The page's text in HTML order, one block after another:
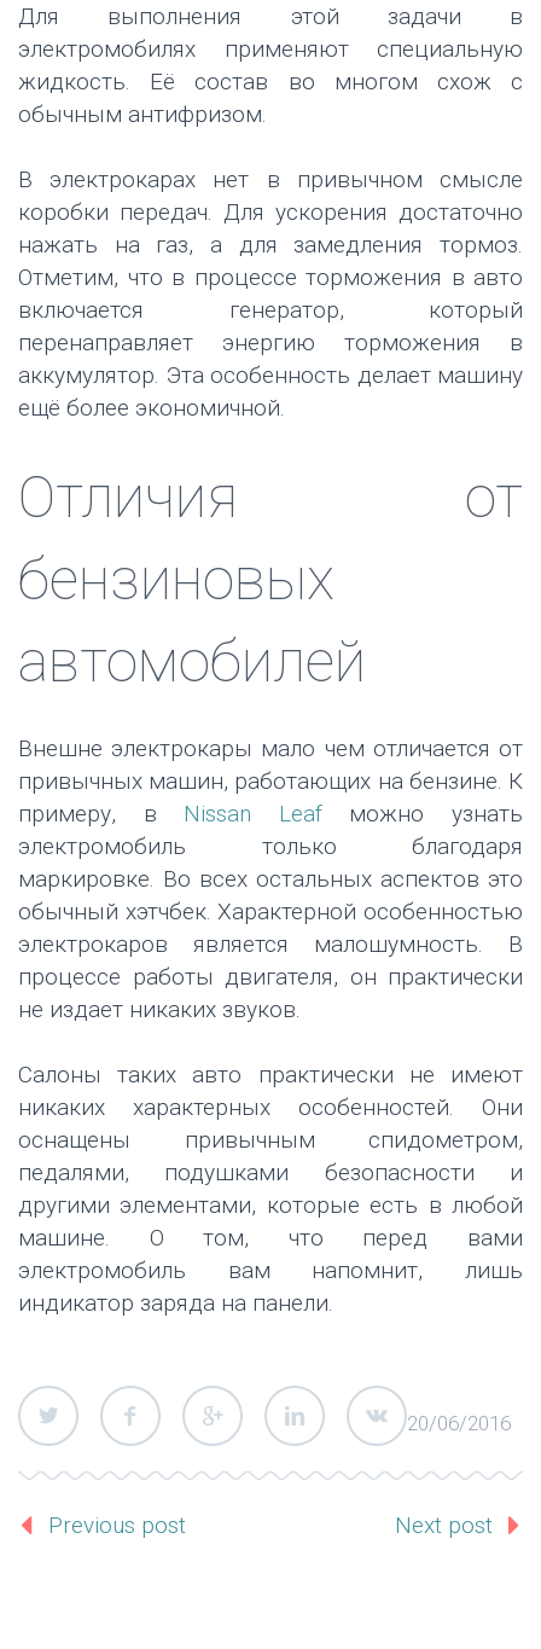
Для выполнения этой задачи в
электромобилях применяют специальную
жидкость. Её состав во многом схож с
обычным антифризом.
В электрокарах нет в привычном смысле
коробки передач. Для ускорения достаточно
нажать на газ, а для замедления тормоз.
Отметим, что в процессе торможения в авто
включается генератор, который
перенаправляет энергию торможения в
аккумулятор. Эта особенность делает машину
ещё более экономичной.
Отличия от
бензиновых
автомобилей
Внешне электрокары мало чем отличается от
привычных машин, работающих на бензине. К
примеру, в Nissan Leafможно узнать
электромобиль только благодаря
маркировке. Во всех остальных аспектов это
обычный хэтчбек. Характерной особенностью
электрокаров является малошумность. В
процессе работы двигателя, он практически
не издает никаких звуков.
Салоны таких авто практически не имеют
никаких характерных особенностей. Они
оснащены привычным спидометром,
педалями, подушками безопасности и
другими элементами, которые есть в любой
машине. О том, что перед вами
электромобиль вам напомнит, лишь
индикатор заряда на панели.
20/06/2016
Previous post Next post